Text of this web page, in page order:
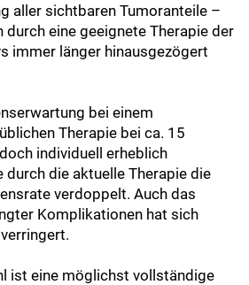
aller sichtbaren Tumoranteile –
durch eine geeignete Therapie der
immer länger hinausgezögert
bei einem
Therapie bei ca. 15
individuell erheblich
durch die aktuelle Therapie die
verdoppelt. Auch das
Komplikationen hat sich
ist eine möglichst vollständige